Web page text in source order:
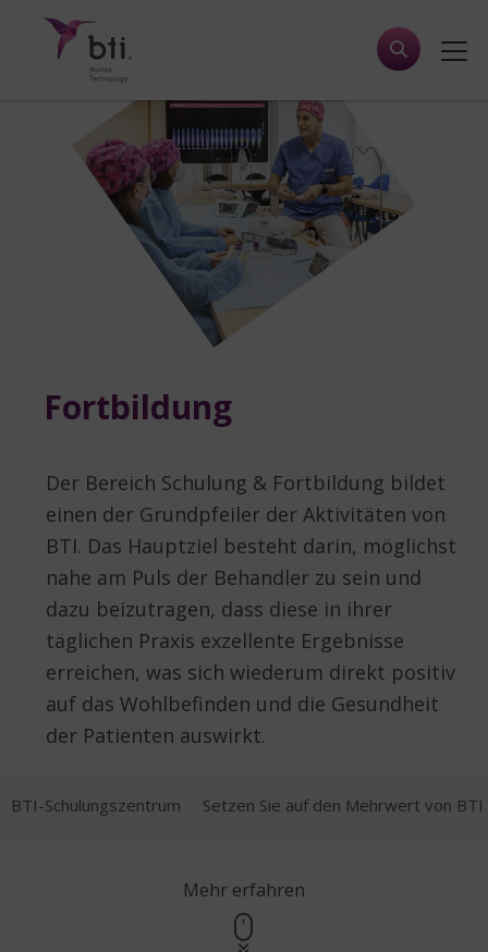
Fortbildung
Der Bereich Schulung & Fortbildung bildet
einen der Grundpfeiler der Aktivitäten von
BTI. Das Hauptziel besteht darin, möglichst
nahe am Puls der Behandler zu sein und
dazu beizutragen, dass diese in ihrer
täglichen Praxis exzellente Ergebnisse
erreichen, was sich wiederum direkt positiv
auf das Wohlbefinden und die Gesundheit
der Patienten auswirkt.
BTI-Schulungszentrum Setzen Sie auf den Mehrwert von BTI
Mehr erfahren